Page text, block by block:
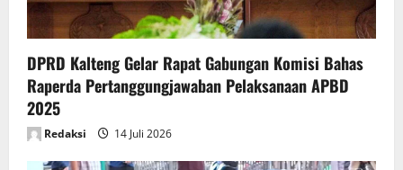
DPRD Kalteng Gelar Rapat Gabungan Komisi Bahas
Raperda Pertanggungjawaban Pelaksanaan APBD
2025
Redaksi 14 Juli 2026